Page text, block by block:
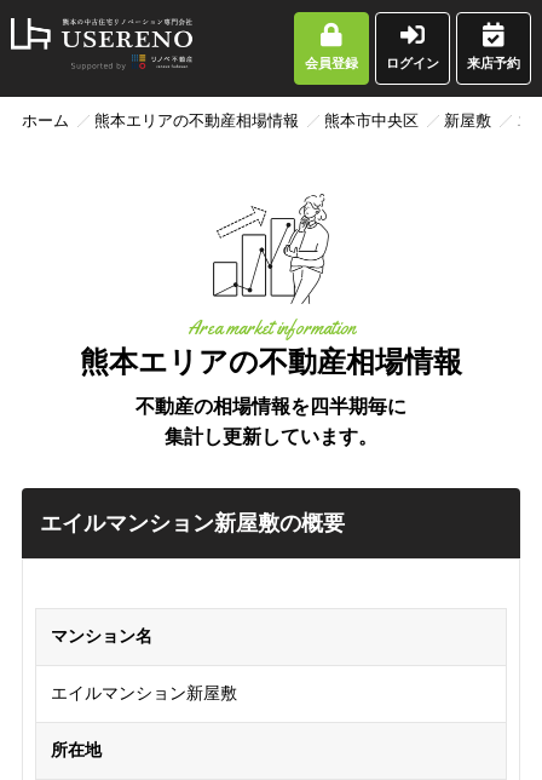
会員登録 ログイン 来店予約
ホーム 熊本エリアの不動産相場情報 熊本市中央区 新屋敷 エ
熊本エリアの不動産相場情報
Area market information
不動産の相場情報を四半期毎に
集計し更新しています。
エイルマンション新屋敷の概要
マンション名
エイルマンション新屋敷
所在地